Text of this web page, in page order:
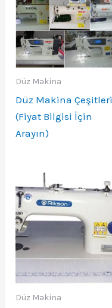
Düz Makina
Düz Makina Çeşitleri
(Fiyat Bilgisi İçin
Arayın)
Düz Makina